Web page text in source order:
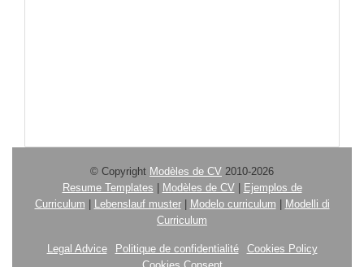
© Copyright Modèles de CV 2010-2026
Resume Templates
Modèles de CV|
Ejemplos de
Curriculum
Lebenslauf muster| Modelo curriculum
Modelli di
Curriculum
Legal Advice Politique de confidentialité
Cookies Policy